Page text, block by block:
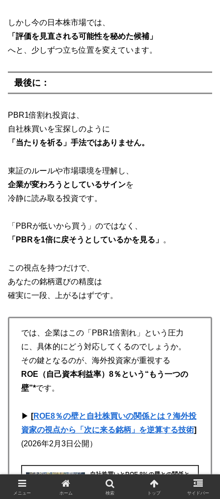
しかし今の日本株市場では、
「評価を見直される可能性を秘めた候補」
へと、少しずつ立ち位置を変えています。
最後に：
PBR1倍割れ投資は、
自社株買いを宝探しのように
「当たりを祈る」手法ではありません。
東証のルールや市場環境を理解し、
企業が変わろうとしているサインを
冷静に読み取る投資です。
「PBRが低いから買う」のではなく、
「PBRを1倍に戻そうとしているかを見る」 。
この視点を持つだけで、
あなたの銘柄選びの精度は
確実に一段、上がるはずです。
では、企業はこの「PBR1倍割れ」という圧力
に、具体的にどう対応してくるのでしょうか。
その鍵となるのが、海外投資家が重視する
ROE（自己資本利益率）8％という“もう一つの
壁”*です。
▶︎ [ROE8％の壁と自社株買いの関係とは？海外投
資家の視点から「次に来る銘柄」を逆算する技術]
(2026年2月3日公開）
自社株買いとROE 8%の壁との関係と
は？海外投資家の視点から『次に来る
銘柄』を逆算する技術
「自分の保有銘柄からも、自社株買いの発表が
メニュー ホーム 検索 トップ サイドバー